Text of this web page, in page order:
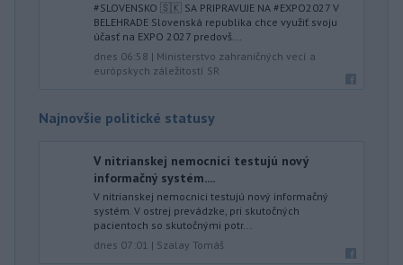
#SLOVENSKO 🇸🇰 SA PRIPRAVUJE NA #EXPO2027 V
BELEHRADE Slovenská republika chce využiť svoju
účasť na EXPO 2027 predovš...
dnes 06:58 | Ministerstvo zahraničných vecí a
európskych záležitostí SR
Najnovšie politické statusy
V nitrianskej nemocnici testujú nový
informačný systém....
V nitrianskej nemocnici testujú nový informačný
systém. V ostrej prevádzke, pri skutočných
pacientoch so skutočnými potr...
dnes 07:01 | Szalay Tomáš